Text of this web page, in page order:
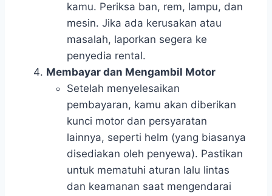
kamu. Periksa ban, rem, lampu, dan
mesin. Jika ada kerusakan atau
masalah, laporkan segera ke
penyedia rental.
Membayar dan Mengambil Motor
Setelah menyelesaikan
pembayaran, kamu akan diberikan
kunci motor dan persyaratan
lainnya, seperti helm (yang biasanya
disediakan oleh penyewa). Pastikan
untuk mematuhi aturan lalu lintas
dan keamanan saat mengendarai